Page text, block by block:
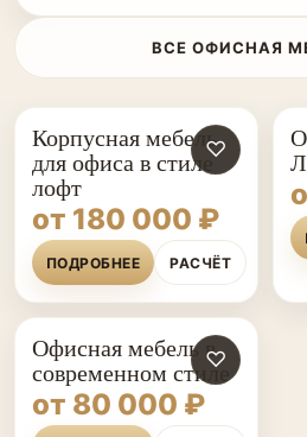
ВСЕ ОФИСНАЯ
♡
Корпусная мебель
для офиса в стиле
лофт
от 180 000 ₽
ПОДРОБНЕЕ РАСЧЁТ
♡
Офисная мебель в
современном стиле
от 80 000 ₽